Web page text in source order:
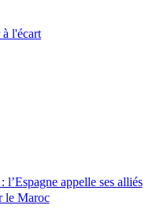
l'écart
l’Espagne appelle ses alliés
le Maroc